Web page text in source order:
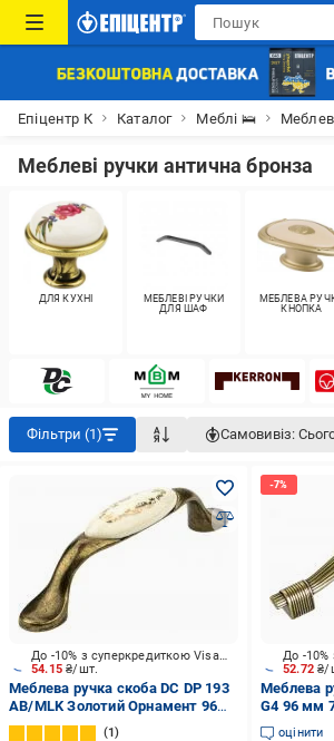
Епіцентр К Каталог Меблі 🛌
Меблеві ручки антична бронза
ДЛЯ КУХНІ
МЕБЛЕВІ РУЧКИ
ДЛЯ ШАФ
МЕБЛЕВА
КНОПКА
Фільтри (1) Самовивіз:
54.15₴/шт.
До -10% з суперкредиткою Visa Вигода
Меблева ручка скоба DC DP 193
AB/MLK Золотий Орнамент 96
мм антична бронза
1
52.72₴/
Меблева
G4 96 мм
оцінити